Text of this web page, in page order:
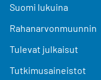
Suomi lukuina
Rahanarvonmuunnin
Tulevat julkaisut
Tutkimusaineistot